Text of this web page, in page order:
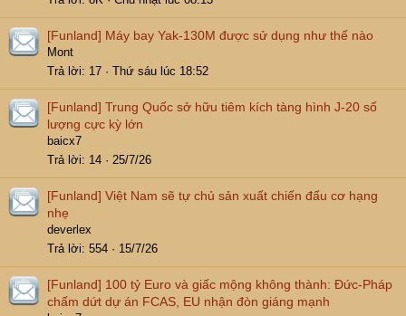
[Funland] Máy bay Yak-130M được sử dụng như thế nào
Mont
Trả lời
17 Thứ sáu lúc 18:52
[Funland] Trung Quốc sở hữu tiêm kích tàng hình J-20 số
lượng cực kỳ lớn
baicx7
Trả lời
14 25/7/26
[Funland] Việt Nam sẽ tự chủ sản xuất chiến đấu cơ hạng
nhẹ
deverlex
Trả lời 554 15/7/26
[Funland] 100 tỷ Euro và giấc mộng không thành: Đức-Pháp
chấm dứt dự án FCAS, EU nhận đòn giáng mạnh